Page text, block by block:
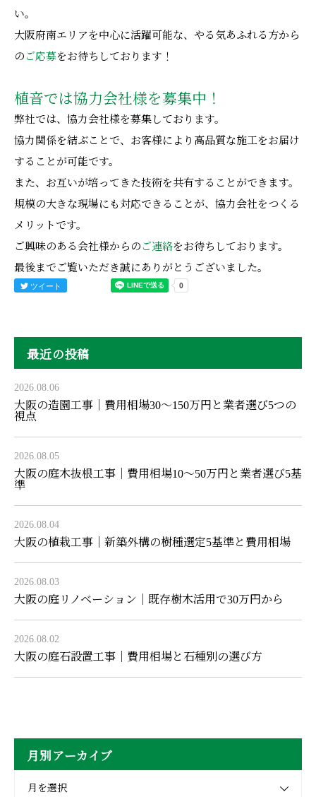
い。
大阪府南エリアを中心に活躍可能な、やる気あふれる方から
のご応募をお待ちしております！
植音では協力会社様を募集中！
弊社では、協力会社様を募集しております。
協力関係を結ぶことで、お客様により高品質な施工をお届け
することが可能です。
また、お互いが培ってきた技術を共有することができます。
規模の大きな現場にも対応できることが、協力会社をつくる
メリットです。
ご興味のある会社様からのご連絡をお待ちしております。
最後までご覧いただき誠にありがとうございました。
ツイート
最近の投稿
2026.08.06
大阪の造園工事｜費用相場30〜150万円と業者選び5つの
視点
2026.08.05
大阪の庭木抜根工事｜費用相場10〜50万円と業者選び5基
準
2026.08.04
大阪の植栽工事｜新築外構の樹種選定5基準と費用相場
2026.08.03
大阪の庭リノベーション｜既存樹木活用で30万円から
2026.08.02
大阪の庭石設置工事｜費用相場と石種別の選び方
月別アーカイブ
月を選択